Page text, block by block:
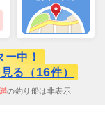
ー中！
る（16件）
の釣り船は非表示